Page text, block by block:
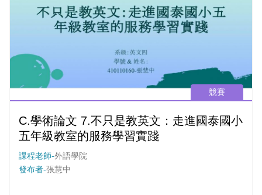
競賽
C.學術論文 7.不只是教英文：走進國泰國小
五年級教室的服務學習實踐
課程老師-外語學院
發布者-張慧中